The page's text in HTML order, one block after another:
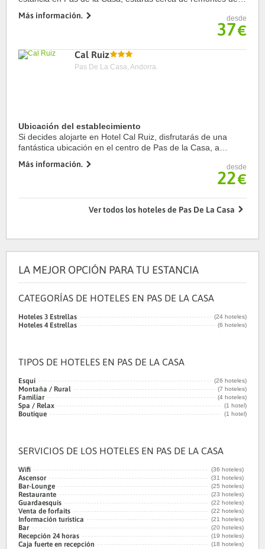
Casa y Grandvalira Ski Resort. ...
Más información. desde
37€
Cal Ruiz
Pas De La Casa, Andorra.
Ubicación del establecimiento
Si decides alojarte en Hotel Cal Ruiz, disfrutarás de una
fantástica ubicación en el centro de Pas de la Casa, a
Grandvalira y Les Abelletes Lake Trail. ...
Más información. desde
22€
Ver todos los hoteles de Pas De La Casa
LA MEJOR OPCIÓN PARA TU ESTANCIA
CATEGORÍAS DE HOTELES EN PAS DE LA CASA
Hoteles 3 Estrellas (24 hoteles)
Hoteles 4 Estrellas (6 hoteles)
TIPOS DE HOTELES EN PAS DE LA CASA
Esquí (26 hoteles)
Montaña / Rural (7 hoteles)
Familiar (4 hoteles)
Spa / Relax (1 hotel)
Boutique (1 hotel)
SERVICIOS DE LOS HOTELES EN PAS DE LA CASA
Wifi (36 hoteles)
Ascensor (31 hoteles)
Bar-Lounge (25 hoteles)
Restaurante (23 hoteles)
Guardaesquís (22 hoteles)
Venta de forfaits (22 hoteles)
Información turística (21 hoteles)
Bar (20 hoteles)
Recepción 24 horas (19 hoteles)
Caja fuerte en recepción (18 hoteles)